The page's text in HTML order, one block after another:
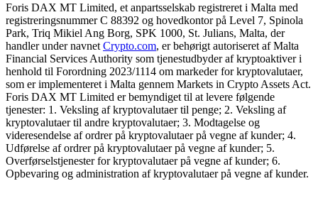
Foris DAX MT Limited, et anpartsselskab registreret i Malta med
registreringsnummer C 88392 og hovedkontor på Level 7, Spinola
Park, Triq Mikiel Ang Borg, SPK 1000, St. Julians, Malta, der
handler under navnet Crypto.com, er behørigt autoriseret af Malta
Financial Services Authority som tjenestudbyder af kryptoaktiver i
henhold til Forordning 2023/1114 om markeder for kryptovalutaer,
som er implementeret i Malta gennem Markets in Crypto Assets Act.
Foris DAX MT Limited er bemyndiget til at levere følgende
tjenester: 1. Veksling af kryptovalutaer til penge; 2. Veksling af
kryptovalutaer til andre kryptovalutaer; 3. Modtagelse og
videresendelse af ordrer på kryptovalutaer på vegne af kunder; 4.
Udførelse af ordrer på kryptovalutaer på vegne af kunder; 5.
Overførselstjenester for kryptovalutaer på vegne af kunder; 6.
Opbevaring og administration af kryptovalutaer på vegne af kunder.